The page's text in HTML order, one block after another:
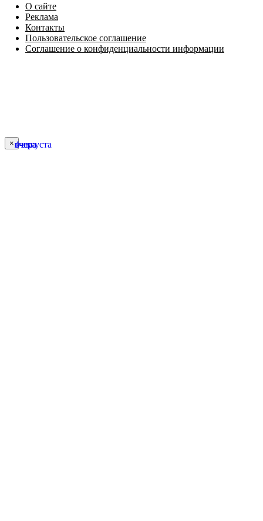
вчера
вчера
вчера
вчера
4 августа
О сайте
Реклама
Контакты
Пользовательское соглашение
Соглашение о конфиденциальности информации
×